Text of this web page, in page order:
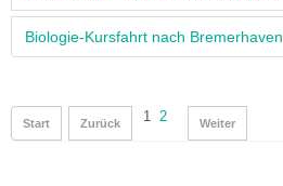
Biologie-Kursfahrt nach Bremerhaven
Start Zurück 1 2 Weiter